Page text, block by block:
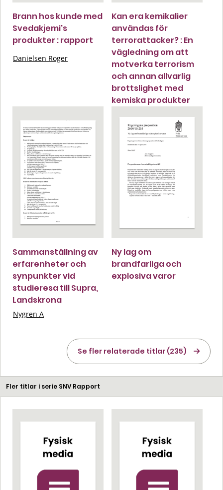
Brann hos kunde med
Svedakjemi's
produkter : rapport
Danielsen Roger
Kan era kemikalier
användas för
terrorattacker? : En
vägledning om att
motverka terrorism
och annan allvarlig
brottslighet med
kemiska produkter
Sammanställning av
erfarenheter och
synpunkter vid
studieresa till Supra,
Landskrona
Nygren A
Ny lag om
brandfarliga och
explosiva varor
Se fler relaterade titlar (235)
Fler titlar i serie SNV Rapport